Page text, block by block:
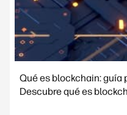
Qué es blockchain: guía
Descubre qué es